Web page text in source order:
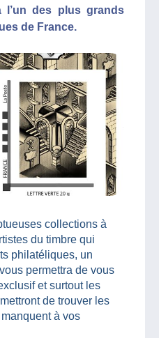
l’un des plus grands
de France.
collections à
du timbre qui
philatéliques, un
permettra de vous
et surtout les
de trouver les
à vos